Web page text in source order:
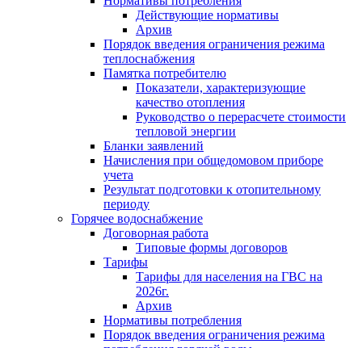
Действующие нормативы
Архив
Порядок введения ограничения режима
теплоснабжения
Памятка потребителю
Показатели, характеризующие
качество отопления
Руководство о перерасчете стоимости
тепловой энергии
Бланки заявлений
Начисления при общедомовом приборе
учета
Результат подготовки к отопительному
периоду
Горячее водоснабжение
Договорная работа
Типовые формы договоров
Тарифы
Тарифы для населения на ГВС на
2026г.
Архив
Нормативы потребления
Порядок введения ограничения режима